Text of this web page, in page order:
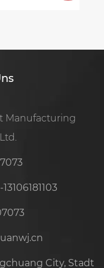
Manufacturing
City, Stadt